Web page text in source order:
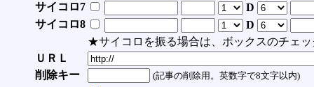
サイコロ7
D
サイコロ8
D
★サイコロを振る場合は、ボックスのチェッ
ＵＲＬ
削除キー
(記事の削除用。英数字で8文字以内)